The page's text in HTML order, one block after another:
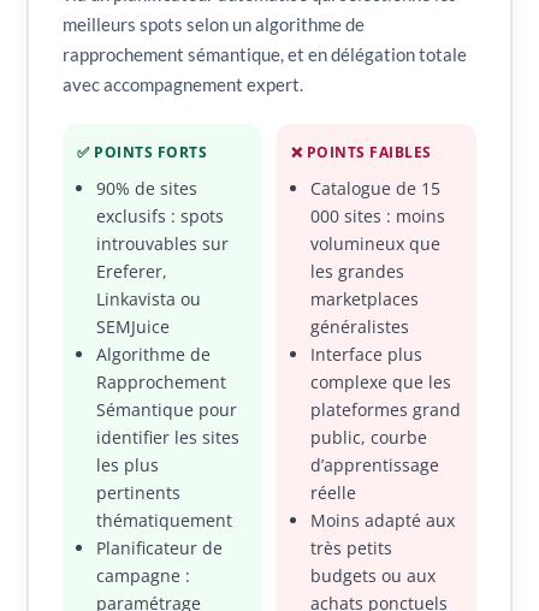
meilleurs spots selon un algorithme de
rapprochement sémantique, et en délégation totale
avec accompagnement expert.
✅ POINTS FORTS
90% de sites
exclusifs : spots
introuvables sur
Ereferer,
Linkavista ou
SEMJuice
Algorithme de
Rapprochement
Sémantique pour
identifier les sites
les plus
pertinents
thématiquement
Planificateur de
campagne :
paramétrage
❌ POINTS FAIBLES
Catalogue de 15
000 sites : moins
volumineux que
les grandes
marketplaces
généralistes
Interface plus
complexe que les
plateformes grand
public, courbe
d’apprentissage
réelle
Moins adapté aux
très petits
budgets ou aux
achats ponctuels